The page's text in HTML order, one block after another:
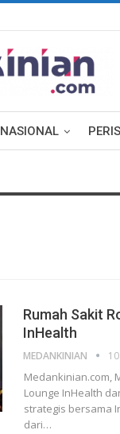
NASIONAL
Rumah Sakit
InHealth
MEDANKINIAN
Medankinian.com,
Lounge InHealth
strategis bersama
dari…